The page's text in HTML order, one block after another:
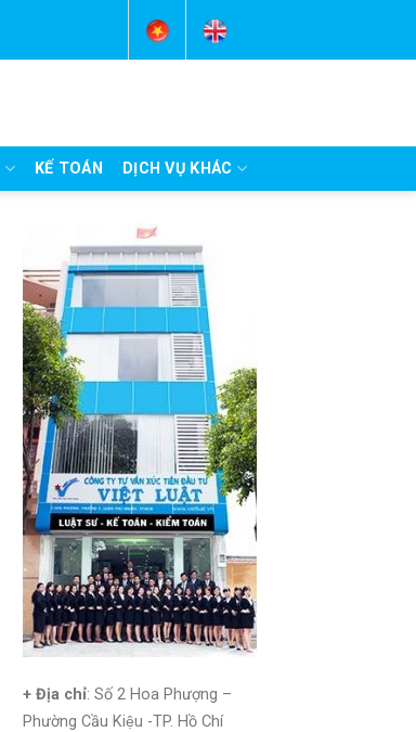
KẾ TOÁN DỊCH VỤ KHÁC
+ Địa chỉ: Số 2 Hoa Phượng –
Phường Cầu Kiệu -TP. Hồ Chí